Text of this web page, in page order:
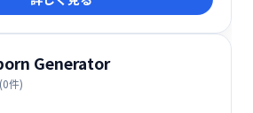
Generator
(0件)